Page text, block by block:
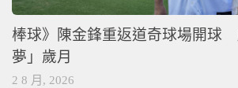
棒球》陳金鋒重返道奇球場開球
夢」歲月
2 8 月, 2026